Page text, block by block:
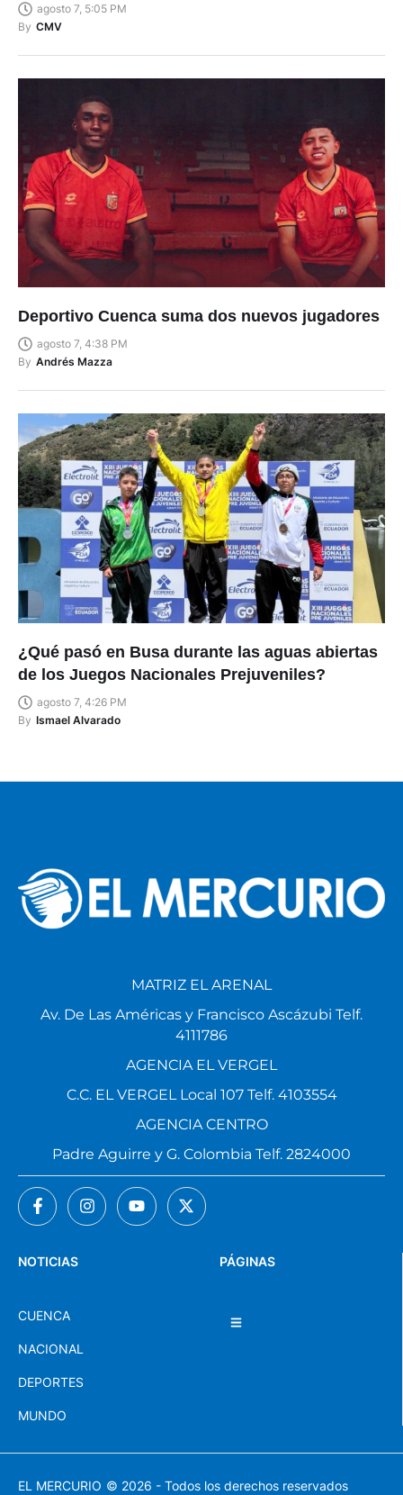
agosto 7, 5:05 PM
By CMV
Deportivo Cuenca suma dos nuevos jugadores
agosto 7, 4:38 PM
By Andrés Mazza
¿Qué pasó en Busa durante las aguas abiertas
de los Juegos Nacionales Prejuveniles?
agosto 7, 4:26 PM
By Ismael Alvarado
PÁGINAS
NOTICIAS
CUENCA
NACIONAL
DEPORTES
MUNDO
MATRIZ EL ARENAL
Av. De Las Américas y Francisco Ascázubi Telf.
4111786
AGENCIA EL VERGEL
C.C. EL VERGEL Local 107 Telf. 4103554
AGENCIA CENTRO
Padre Aguirre y G. Colombia Telf. 2824000
EL MERCURIO © 2026 - Todos los derechos reservados